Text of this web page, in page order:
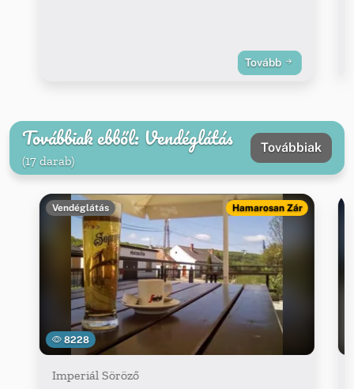
Tovább
Továbbiak ebből: Vendéglátás
(17 darab)
Továbbiak
8228
Vendéglátás Hamarosan Zár
Imperiál Söröző